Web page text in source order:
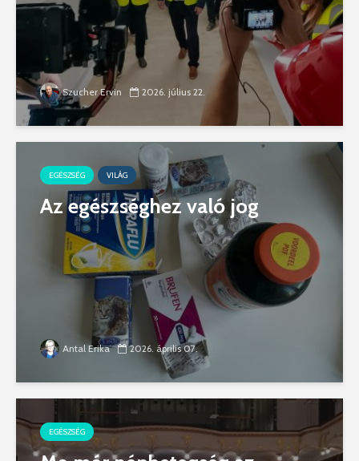
Szucher Ervin 2026. július 22.
EGÉSZSÉG VILÁG
Az egészséghez való jog
Antal Erika 2026. április 07.
EGÉSZSÉG